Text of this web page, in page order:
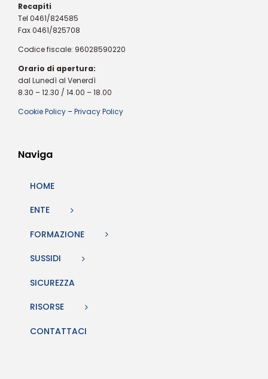
Recapiti
Tel 0461/824585
Fax 0461/825708
Codice fiscale: 96028590220
Orario di apertura:
dal Lunedì al Venerdì
8.30 – 12.30 / 14.00 – 18.00
Cookie Policy –Privacy Policy
Naviga
HOME
ENTE
FORMAZIONE
SUSSIDI
SICUREZZA
RISORSE
CONTATTACI